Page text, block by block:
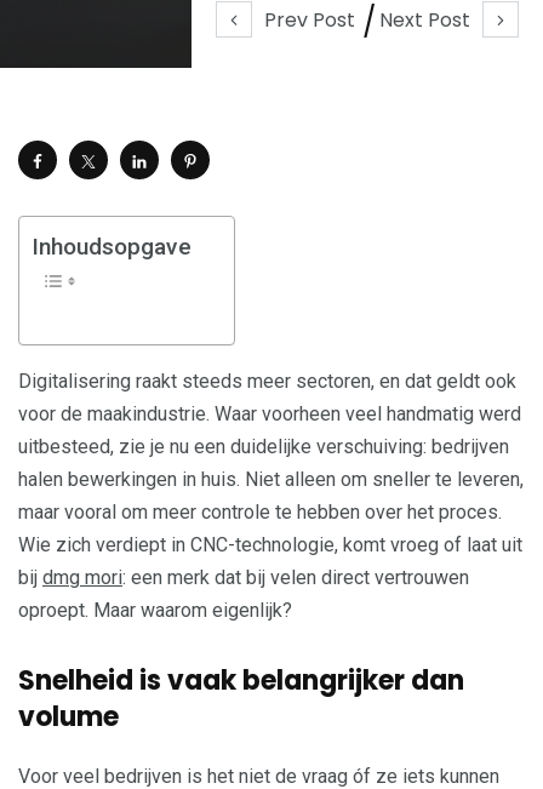
Prev Post Next Post
Inhoudsopgave
Digitalisering raakt steeds meer sectoren, en dat geldt ook
voor de maakindustrie. Waar voorheen veel handmatig werd
uitbesteed, zie je nu een duidelijke verschuiving: bedrijven
halen bewerkingen in huis. Niet alleen om sneller te leveren,
maar vooral om meer controle te hebben over het proces.
Wie zich verdiept in CNC-technologie, komt vroeg of laat uit
bij dmg mori: een merk dat bij velen direct vertrouwen
oproept. Maar waarom eigenlijk?
Snelheid is vaak belangrijker dan
volume
Voor veel bedrijven is het niet de vraag óf ze iets kunnen